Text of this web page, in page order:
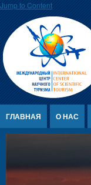
Jump to Content
ГЛАВНАЯ О НАС